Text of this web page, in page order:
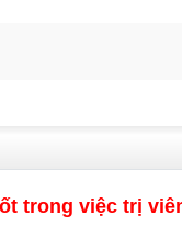
trong việc trị